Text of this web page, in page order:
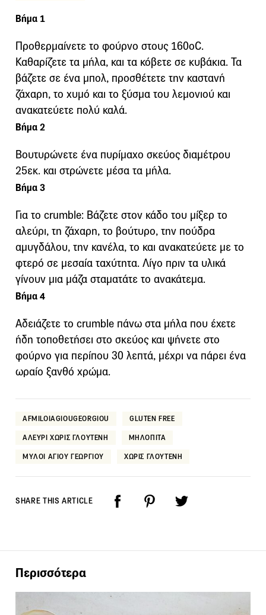
Βήμα 1
Προθερμαίνετε το φούρνο στους 160οC.
Καθαρίζετε τα μήλα, και τα κόβετε σε κυβάκια. Τα
βάζετε σε ένα μπολ, προσθέτετε την καστανή
ζάχαρη, το χυμό και το ξύσμα του λεμονιού και
ανακατεύετε πολύ καλά.
Βήμα 2
Βουτυρώνετε ένα πυρίμαχο σκεύος διαμέτρου
25εκ. και στρώνετε μέσα τα μήλα.
Βήμα 3
Για το crumble: Βάζετε στον κάδο του μίξερ το
αλεύρι, τη ζάχαρη, το βούτυρο, την πούδρα
αμυγδάλου, την κανέλα, το και ανακατεύετε με το
φτερό σε μεσαία ταχύτητα. Λίγο πριν τα υλικά
γίνουν μια μάζα σταματάτε το ανακάτεμα.
Βήμα 4
Αδειάζετε το crumble πάνω στα μήλα που έχετε
ήδη τοποθετήσει στο σκεύος και ψήνετε στο
φούρνο για περίπου 30 λεπτά, μέχρι να πάρει ένα
ωραίο ξανθό χρώμα.
AFMILOIAGIOUGEORGIOU GLUTEN FREE
ΑΛΕΥΡΙ ΧΩΡΙΣ ΓΛΟΥΤΕΝΗ ΜΗΛΟΠΙΤΑ
ΜΥΛΟΙ ΑΓΙΟΥ ΓΕΩΡΓΙΟΥ ΧΩΡΙΣ ΓΛΟΥΤΕΝΗ
SHARE THIS ARTICLE
Περισσότερα